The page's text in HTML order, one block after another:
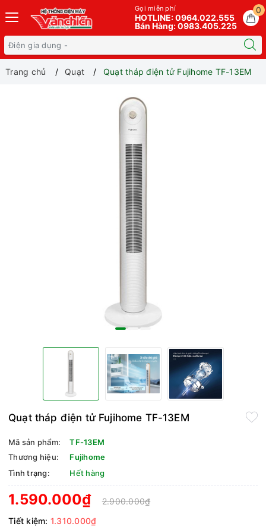
0
Gọi miễn phí
HOTLINE: 0964.022.555
Bán Hàng: 0983.405.225
Trang chủ Quạt Quạt tháp điện tử Fujihome TF-13EM
Quạt tháp điện tử Fujihome TF-13EM
Mã sản phẩm:
TF-13EM
Thương hiệu:
Fujihome
Tình trạng:
Hết hàng
1.590.000₫
2.900.000₫
Tiết kiệm: 1.310.000₫